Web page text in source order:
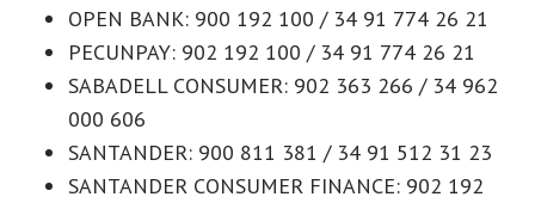
OPEN BANK: 900 192 100 / 34 91 774 26 21
PECUNPAY: 902 192 100 / 34 91 774 26 21
SABADELL CONSUMER: 902 363 266 / 34 962
000 606
SANTANDER: 900 811 381 / 34 91 512 31 23
SANTANDER CONSUMER FINANCE: 902 192